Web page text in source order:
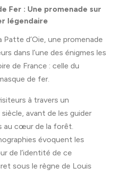
Fer : Une promenade sur
légendaire
d’Oie, une promenade
dans l’une des énigmes les
de France : celle du
de fer.
à travers un
avant de les guider
au cœur de la forêt.
évoquent les
de l’identité de ce
sous le règne de Louis